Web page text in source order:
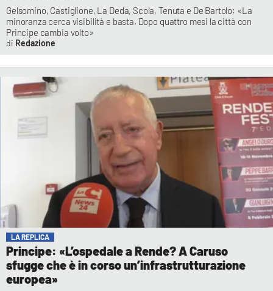
Gelsomino, Castiglione, La Deda, Scola, Tenuta e De Bartolo: «La
minoranza cerca visibilità e basta. Dopo quattro mesi la città con
Principe cambia volto»
Redazione
LA REPLICA
Principe: «L’ospedale a Rende? A Caruso
sfugge che è in corso un’infrastrutturazione
europea»